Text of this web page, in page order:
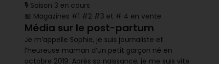
🎙 Saison 3 en cours
📖 Magazines #1 #2 #3 et # 4 en vente
Média sur le post-partum
Je m’appelle Sophie, je suis journaliste et
l’heureuse maman d’un petit garçon né en
octobre 2019. Après sa naissance, je me suis vite